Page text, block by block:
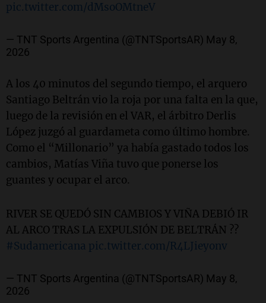
pic.twitter.com/dMsoOMtneV
— TNT Sports Argentina (@TNTSportsAR) May 8,
2026
A los 40 minutos del segundo tiempo, el arquero
Santiago Beltrán vio la roja por una falta en la que,
luego de la revisión en el VAR, el árbitro Derlis
López juzgó al guardameta como último hombre.
Como el “Millonario” ya había gastado todos los
cambios, Matías Viña tuvo que ponerse los
guantes y ocupar el arco.
RIVER SE QUEDÓ SIN CAMBIOS Y VIÑA DEBIÓ IR
AL ARCO TRAS LA EXPULSIÓN DE BELTRÁN ??
#Sudamericana pic.twitter.com/R4LJieyonv
— TNT Sports Argentina (@TNTSportsAR) May 8,
2026